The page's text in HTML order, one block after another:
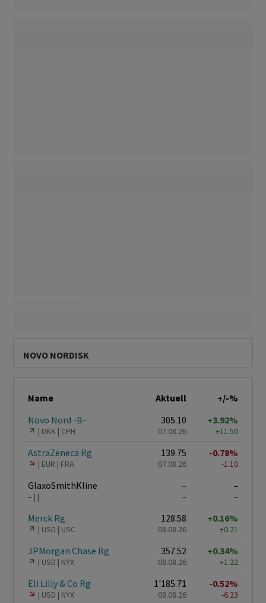
NOVO NORDISK
Name Aktuell
+/-%
Novo Nord -B-
DKK CPH
305.10
07.08.26
+3.92%
+11.50
AstraZeneca Rg
EUR FRA
139.75
07.08.26
-0.78%
-1.10
GlaxoSmithKline
–
–
–
–
–
Merck Rg
USD USC
128.58
08.08.26
+0.16%
+0.21
JPMorgan Chase Rg
USD NYX
357.52
08.08.26
+0.34%
+1.22
Eli Lilly & Co Rg
USD NYX
1'185.71
08.08.26
-0.52%
-6.23